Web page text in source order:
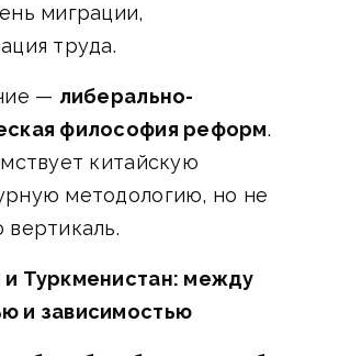
миграции,
труда.
— либерально-
философия реформ.
китайскую
методологию, но не
вертикаль.
Туркменистан: между
и зависимостью